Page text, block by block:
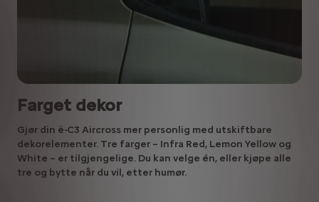
Farget dekor
Gjør din ë-C3 Aircross mer personlig med utskiftbare
dekorelementer. Tre farger – Infra Red, Lemon Yellow og
White – er tilgjengelige. Du kan velge én, eller kjøpe alle
tre og bytte når du vil, etter humør.